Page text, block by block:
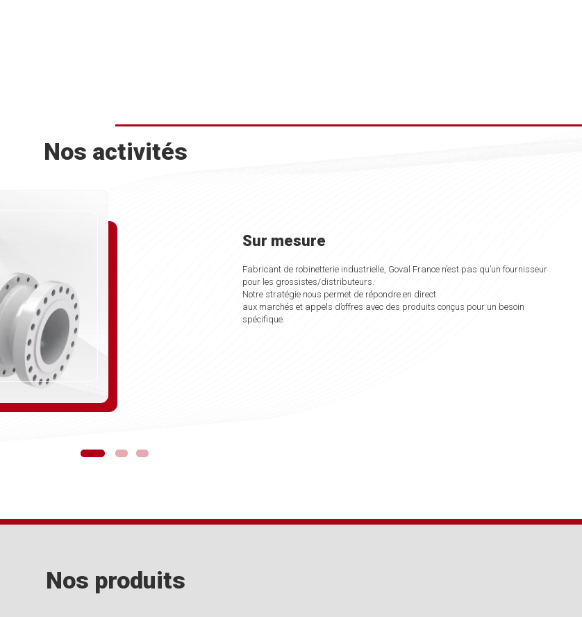
Nos activités
des installations industrielles, Goval
de :
contraintes et besoins de nos
Sur mesure
Fabricant de robinetterie industrielle, Goval France n’est pas qu’un fournisseur
pour les grossistes/distributeurs.
Notre stratégie nous permet de répondre en direct
aux marchés et appels d’offres avec des produits conçus pour un besoin
spécifique.
Nos produits